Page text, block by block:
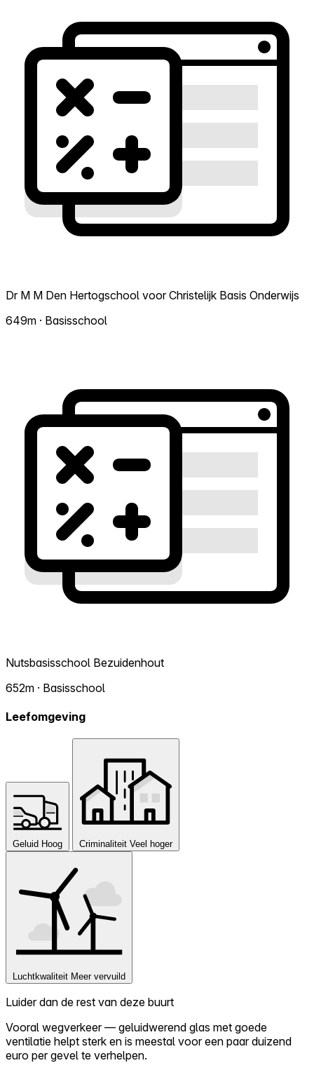
Dr M M Den Hertogschool voor Christelijk Basis Onderwijs
649m · Basisschool
Nutsbasisschool Bezuidenhout
652m · Basisschool
Leefomgeving
Geluid Hoog Criminaliteit Veel hoger
Luchtkwaliteit Meer vervuild
Luider dan de rest van deze buurt
Vooral wegverkeer — geluidwerend glas met goede
ventilatie helpt sterk en is meestal voor een paar duizend
euro per gevel te verhelpen.